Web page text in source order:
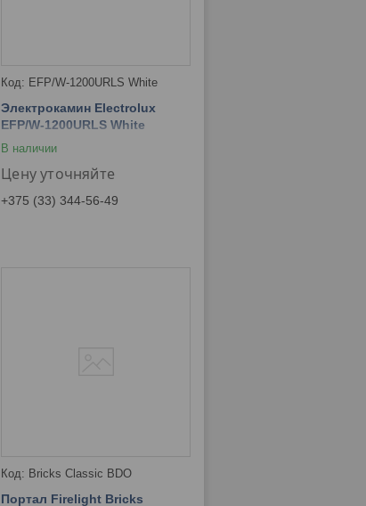
EFP/W-1200URLS White
Электрокамин Electrolux
EFP/W-1200URLS White
В наличии
Цену уточняйте
+375 (33) 344-56-49
Bricks Classic BDO
Портал Firelight Bricks